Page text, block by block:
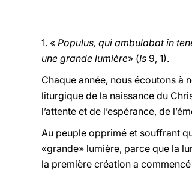
1. « Populus, qui ambulabat in
une grande lumière» (Is 9, 1).
Chaque année, nous écoutons à
liturgique de la naissance du
l’attente et de l’espérance, de
Au peuple opprimé et souffrant
«grande» lumière, parce que la
la première création a